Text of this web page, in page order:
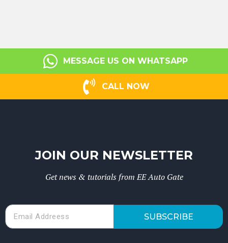
MESSAGE US ON WHATSAPP
CALL NOW
JOIN OUR NEWSLETTER
Get news & tutorials from EE Auto Gate
SUBSCRIBE